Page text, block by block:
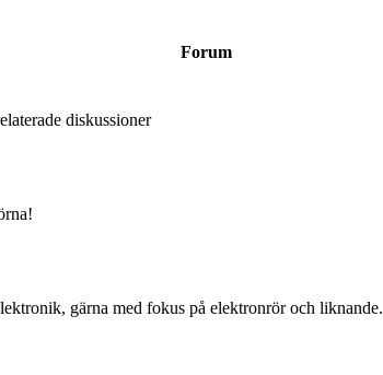
Forum
diskussioner
gärna med fokus på elektronrör och liknande.